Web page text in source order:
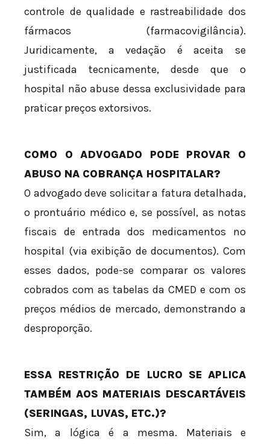
controle de qualidade e rastreabilidade dos
fármacos (farmacovigilância).
Juridicamente, a vedação é aceita se
justificada tecnicamente, desde que o
hospital não abuse dessa exclusividade para
praticar preços extorsivos.
COMO O ADVOGADO PODE PROVAR O
ABUSO NA COBRANÇA HOSPITALAR?
O advogado deve solicitar a fatura detalhada,
o prontuário médico e, se possível, as notas
fiscais de entrada dos medicamentos no
hospital (via exibição de documentos). Com
esses dados, pode-se comparar os valores
cobrados com as tabelas da CMED e com os
preços médios de mercado, demonstrando a
desproporção.
ESSA RESTRIÇÃO DE LUCRO SE APLICA
TAMBÉM AOS MATERIAIS DESCARTÁVEIS
(SERINGAS, LUVAS, ETC.)?
Sim, a lógica é a mesma. Materiais e